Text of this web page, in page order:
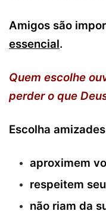
Amigos são
essencial.
Quem escolhe
perder o que
Escolha
aproximem
respeitem
não riam da